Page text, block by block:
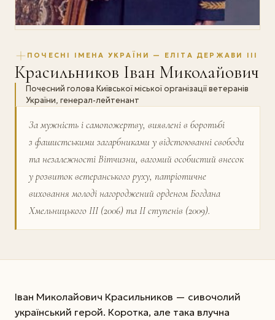
ПОЧЕСНІ ІМЕНА УКРАЇНИ — ЕЛІТА ДЕРЖАВИ III
Красильников Іван Миколайович
Почесний голова Київської міської організації ветеранів
України, генерал-лейтенант
За мужність і самопожертву, виявлені в боротьбі
з фашистськими загарбниками у від­стоюванні свободи
та незалежності Віт­чизни, вагомий особистий внесок
у розвиток ветеранського руху, патріотичне
виховання молоді нагороджений орденом Богдана
Хмельницького ІІІ (2006) та II ступенів (2009).
Іван Миколайович Красильников — сивочолий
український герой. Коротка, але така влучна